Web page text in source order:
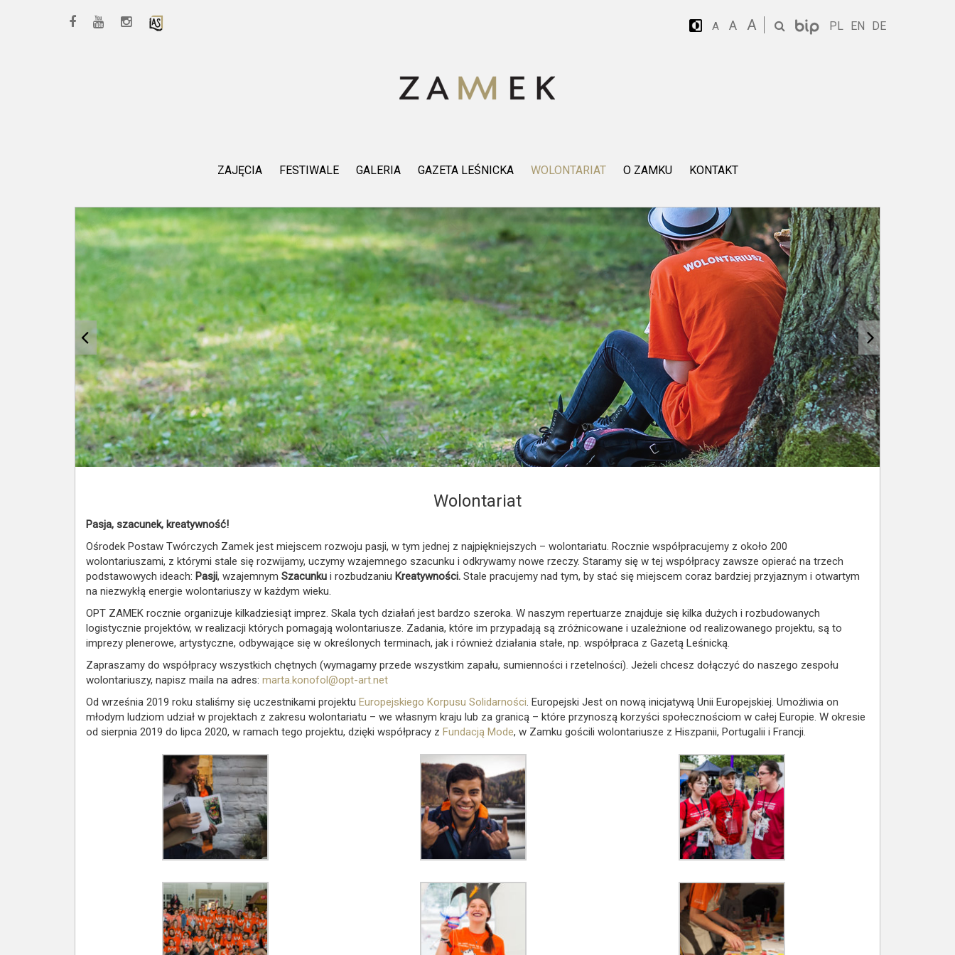
A A A PL EN DE
ZAJĘCIA FESTIWALE GALERIA GAZETA LEŚNICKA WOLONTARIAT O ZAMKU KONTAKT
Wolontariat
Pasja, szacunek, kreatywność!
Ośrodek Postaw Twórczych Zamek jest miejscem rozwoju pasji, w tym jednej z najpiękniejszych – wolontariatu. Rocznie współpracujemy z około 200
wolontariuszami, z którymi stale się rozwijamy, uczymy wzajemnego szacunku i odkrywamy nowe rzeczy. Staramy się w tej współpracy zawsze opierać na trzech
podstawowych ideach: Pasji, wzajemnym Szacunku i rozbudzaniu Kreatywności. Stale pracujemy nad tym, by stać się miejscem coraz bardziej przyjaznym i otwartym
na niezwykłą energie wolontariuszy w każdym wieku.
OPT ZAMEK rocznie organizuje kilkadziesiąt imprez. Skala tych działań jest bardzo szeroka. W naszym repertuarze znajduje się kilka dużych i rozbudowanych
logistycznie projektów, w realizacji których pomagają wolontariusze. Zadania, które im przypadają są zróżnicowane i uzależnione od realizowanego projektu, są to
imprezy plenerowe, artystyczne, odbywające się w określonych terminach, jak i również działania stałe, np. współpraca z Gazetą Leśnicką.
Zapraszamy do współpracy wszystkich chętnych (wymagamy przede wszystkim zapału, sumienności i rzetelności). Jeżeli chcesz dołączyć do naszego zespołu
wolontariuszy, napisz maila na adres: marta.konofol@opt-art.net
Od września 2019 roku staliśmy się uczestnikami projektu Europejskiego Korpusu Solidarności. Europejski Jest on nową inicjatywą Unii Europejskiej. Umożliwia on
młodym ludziom udział w projektach z zakresu wolontariatu – we własnym kraju lub za granicą – które przynoszą korzyści społecznościom w całej Europie. W okresie
od sierpnia 2019 do lipca 2020, w ramach tego projektu, dzięki współpracy z Fundacją Mode, w Zamku gościli wolontariusze z Hiszpanii, Portugalii i Francji.